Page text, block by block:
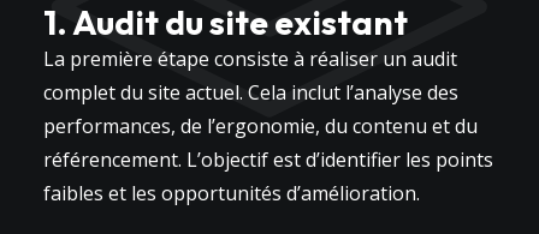
1. Audit du site existant
La première étape consiste à réaliser un audit
complet du site actuel. Cela inclut l’analyse des
performances, de l’ergonomie, du contenu et du
référencement. L’objectif est d’identifier les points
faibles et les opportunités d’amélioration.